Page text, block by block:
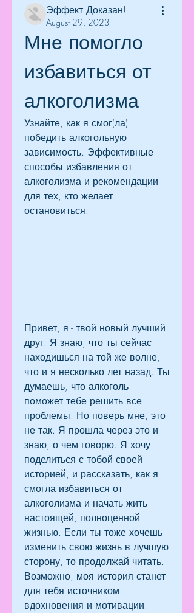
Эффект Доказан!
August 29, 2023
Мне помогло
избавиться от
алкоголизма
Узнайте, как я смог(ла)
победить алкогольную
зависимость. Эффективные
способы избавления от
алкоголизма и рекомендации
для тех, кто желает
остановиться.
Привет, я - твой новый лучший
друг. Я знаю, что ты сейчас
находишься на той же волне,
что и я несколько лет назад. Ты
думаешь, что алкоголь
поможет тебе решить все
проблемы. Но поверь мне, это
не так. Я прошла через это и
знаю, о чем говорю. Я хочу
поделиться с тобой своей
историей, и рассказать, как я
смогла избавиться от
алкоголизма и начать жить
настоящей, полноценной
жизнью. Если ты тоже хочешь
изменить свою жизнь в лучшую
сторону, то продолжай читать.
Возможно, моя история станет
для тебя источником
вдохновения и мотивации.